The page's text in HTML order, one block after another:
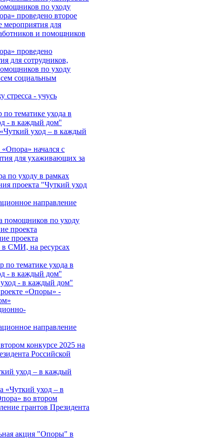
по уходу
проведено второе
мероприятия для
и помощников
проведено
для сотрудников,
по уходу
социальным
стресса - учусь
тематике ухода в
- в каждый дом''
уход – в каждый
начался с
для ухаживающих за
по уходу в рамках
проекта "Чуткий уход
направление
помощников по уходу
проекта
проекта
в СМИ, на ресурсах
тематике ухода в
- в каждый дом''
- в каждый дом"
«Опоры» -
направление
конкурсе 2025 на
Российской
уход – в каждый
«Чуткий уход – в
во втором
грантов Президента
акция "Опоры" в